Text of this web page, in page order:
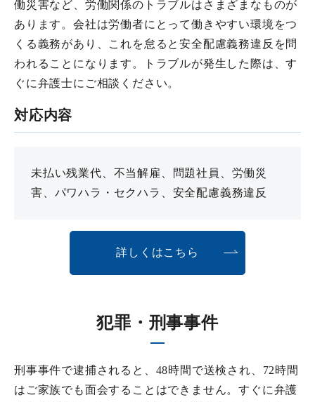
働災害など、労働関係のトラブルはさまざまなものが
あります。会社は労働者にとって働きやすい環境をつ
くる義務があり、これを怠ると安全配慮義務違反を問
われることになります。トラブルが発生した際は、す
ぐに弁護士にご相談ください。
対応内容
未払い残業代、不当解雇、問題社員、労働災
害、パワハラ・セクハラ、安全配慮義務違反
詳しくはこちら
犯罪・刑事事件
刑事事件で逮捕されると、48時間で送検され、72時間
はご家族でも面会することはできません。すぐに弁護